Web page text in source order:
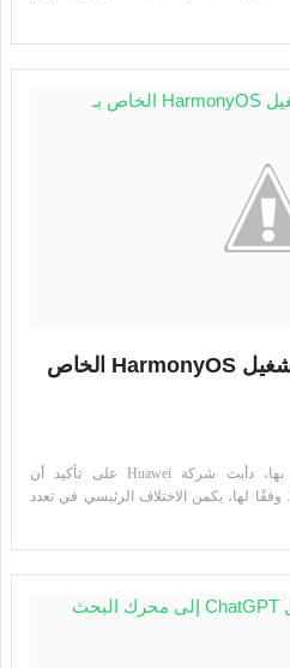
اليك أبرز ميزات نظام التشغيل HarmonyOS الخاص
منذ إطلاق نظام التشغيل الخاص بها، دأبت شركة Huawei على تأكيد أن
HarmonyOS لا يشبه Android أو iOS. وفقًا لها، يكمن الاختلاف الرئيسي في تعدد